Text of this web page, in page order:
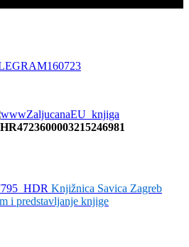
Knjižnica Savica Zagreb
i predstavljanje knjige